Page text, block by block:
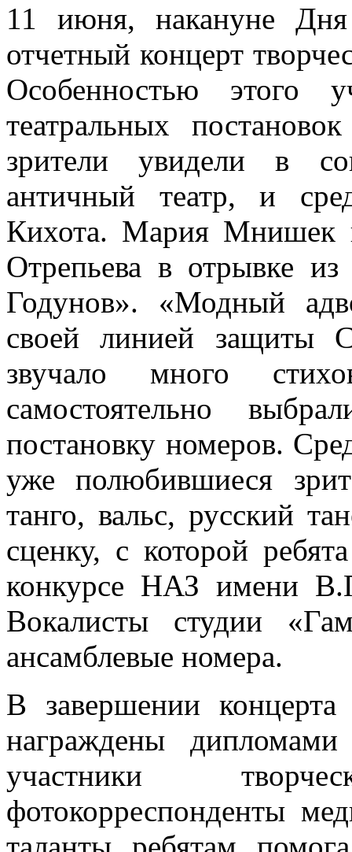
11 июня, накануне
отчетный концерт
Особенностью этого
театральных
зрители увидели в
античный театр, и
Кихота. Мария Мнишек
Отрепьева в отрывке
Годунов». «Модный
своей линией защиты
звучало много
самостоятельно
постановку номеров.
уже полюбившиеся
танго, вальс, русский
сценку, с которой
конкурсе НАЗ имени
Вокалисты студии
ансамблевые номера.
В завершении
награждены
участники
фотокорреспонденты